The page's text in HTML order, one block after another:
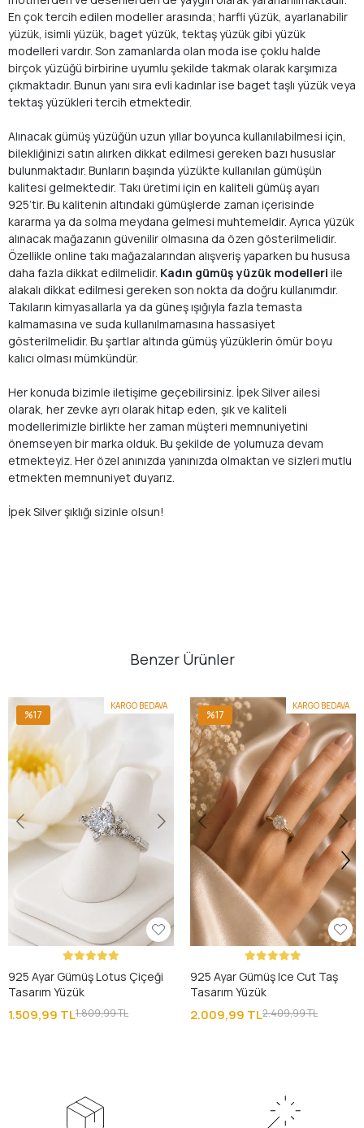
En çok tercih edilen modeller arasında; harfli yüzük, ayarlanabilir
yüzük, isimli yüzük, baget yüzük, tektaş yüzük gibi yüzük
modelleri vardır. Son zamanlarda olan moda ise çoklu halde
birçok yüzüğü birbirine uyumlu şekilde takmak olarak karşımıza
çıkmaktadır. Bunun yanı sıra evli kadınlar ise baget taşlı yüzük veya
tektaş yüzükleri tercih etmektedir.
Alınacak gümüş yüzüğün uzun yıllar boyunca kullanılabilmesi için,
bilekliğinizi satın alırken dikkat edilmesi gereken bazı hususlar
bulunmaktadır. Bunların başında yüzükte kullanılan gümüşün
kalitesi gelmektedir. Takı üretimi için en kaliteli gümüş ayarı
925’tir. Bu kalitenin altındaki gümüşlerde zaman içerisinde
kararma ya da solma meydana gelmesi muhtemeldir. Ayrıca yüzük
alınacak mağazanın güvenilir olmasına da özen gösterilmelidir.
Özellikle online takı mağazalarından alışveriş yaparken bu hususa
daha fazla dikkat edilmelidir. Kadın gümüş yüzük modelleri ile
alakalı dikkat edilmesi gereken son nokta da doğru kullanımdır.
Takıların kimyasallarla ya da güneş ışığıyla fazla temasta
kalmamasına ve suda kullanılmamasına hassasiyet
gösterilmelidir. Bu şartlar altında gümüş yüzüklerin ömür boyu
kalıcı olması mümkündür.
Her konuda bizimle iletişime geçebilirsiniz. İpek Silver ailesi
olarak, her zevke ayrı olarak hitap eden, şık ve kaliteli
modellerimizle birlikte her zaman müşteri memnuniyetini
önemseyen bir marka olduk. Bu şekilde de yolumuza devam
etmekteyiz. Her özel anınızda yanınızda olmaktan ve sizleri mutlu
etmekten memnuniyet duyarız.
İpek Silver şıklığı sizinle olsun!
Benzer Ürünler
KARGO BEDAVA
%17
925 Ayar Gümüş Lotus Çiçeği
Tasarım Yüzük
1.509,99 TL1.809,99 TL
KARGO BEDAVA
%17
925 Ayar Gümüş Ice Cut Taş
Tasarım Yüzük
2.009,99 TL2.409,99 TL